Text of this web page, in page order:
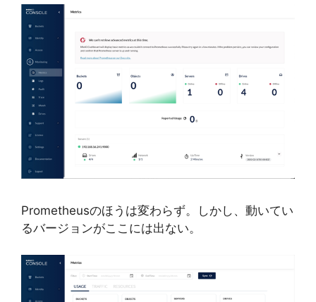
Prometheusのほうは変わらず。しかし、動いてい
るバージョンがここには出ない。